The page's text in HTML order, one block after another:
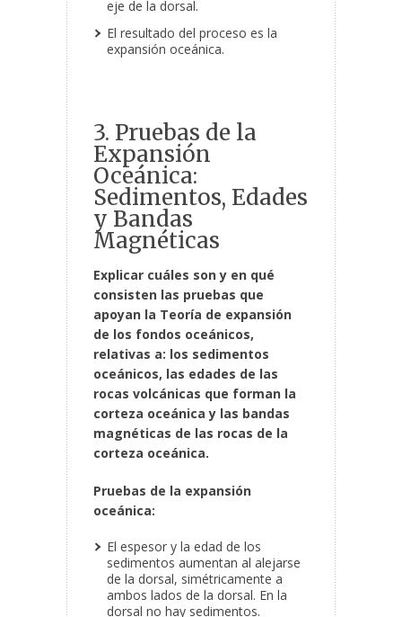
eje de la dorsal.
El resultado del proceso es la
expansión oceánica.
3. Pruebas de la
Expansión
Oceánica:
Sedimentos, Edades
y Bandas
Magnéticas
Explicar cuáles son y en qué
consisten las pruebas que
apoyan la Teoría de expansión
de los fondos oceánicos,
relativas a: los sedimentos
oceánicos, las edades de las
rocas volcánicas que forman la
corteza oceánica y las bandas
magnéticas de las rocas de la
corteza oceánica.
Pruebas de la expansión
oceánica:
El espesor y la edad de los
sedimentos aumentan al alejarse
de la dorsal, simétricamente a
ambos lados de la dorsal. En la
dorsal no hay sedimentos.